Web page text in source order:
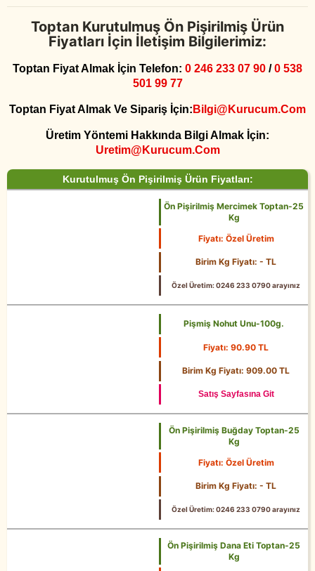
Toptan Kurutulmuş Ön Pişirilmiş Ürün
Fiyatları İçin İletişim Bilgilerimiz:
Toptan Fiyat Almak İçin Telefon: 0 246 233 07 90 /0 538
501 99 77
Toptan Fiyat Almak Ve Sipariş İçin:Bilgi@kurucum.com
Üretim Yöntemi Hakkında Bilgi Almak İçin:
Uretim@kurucum.com
Kurutulmuş Ön Pişirilmiş Ürün Fiyatları:
Ön Pişirilmiş Mercimek Toptan-25
Kg
Fiyatı: Özel Üretim
Birim Kg Fiyatı: - TL
Özel Üretim: 0246 233 0790 arayınız
Pişmiş Nohut Unu-100g.
Fiyatı: 90.90 TL
Birim Kg Fiyatı: 909.00 TL
Satış Sayfasına Git
Ön Pişirilmiş Buğday Toptan-25
Kg
Fiyatı: Özel Üretim
Birim Kg Fiyatı: - TL
Özel Üretim: 0246 233 0790 arayınız
Ön Pişirilmiş Dana Eti Toptan-25
Kg